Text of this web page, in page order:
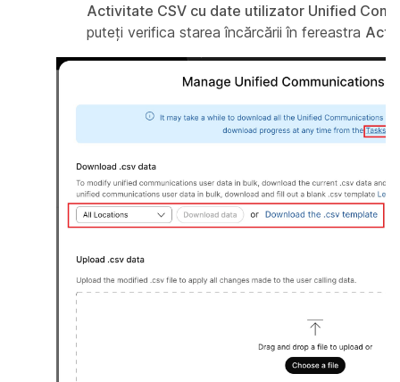
Activitate CSV cu date utilizator Unified
puteți verifica starea încărcării în fereastra